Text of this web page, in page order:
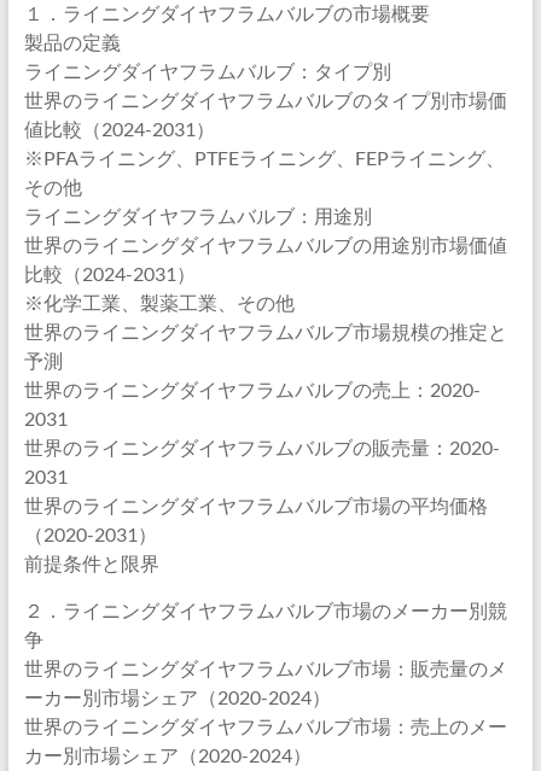
１．ライニングダイヤフラムバルブの市場概要
製品の定義
ライニングダイヤフラムバルブ：タイプ別
世界のライニングダイヤフラムバルブのタイプ別市場価
値比較（2024-2031）
※PFAライニング、PTFEライニング、FEPライニング、
その他
ライニングダイヤフラムバルブ：用途別
世界のライニングダイヤフラムバルブの用途別市場価値
比較（2024-2031）
※化学工業、製薬工業、その他
世界のライニングダイヤフラムバルブ市場規模の推定と
予測
世界のライニングダイヤフラムバルブの売上：2020-
2031
世界のライニングダイヤフラムバルブの販売量：2020-
2031
世界のライニングダイヤフラムバルブ市場の平均価格
（2020-2031）
前提条件と限界
２．ライニングダイヤフラムバルブ市場のメーカー別競
争
世界のライニングダイヤフラムバルブ市場：販売量のメ
ーカー別市場シェア（2020-2024）
世界のライニングダイヤフラムバルブ市場：売上のメー
カー別市場シェア（2020-2024）